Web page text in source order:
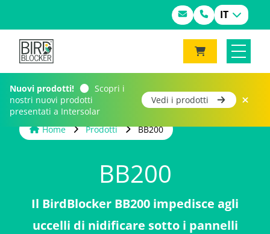
IT
Nuovi prodotti!
Scopri i
nostri nuovi prodotti
presentati a Intersolar
Vedi i prodotti
Home Prodotti BB200
BB200
Il BirdBlocker BB200 impedisce agli
uccelli di nidificare sotto i pannelli